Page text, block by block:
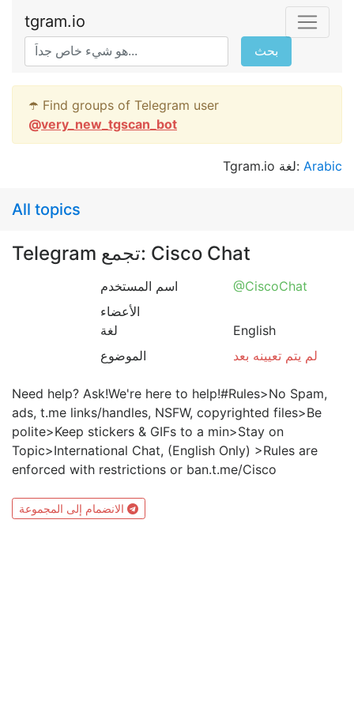
tgram.io
بحث
☂️ Find groups of Telegram user
@very_new_tgscan_bot
Tgram.io لغة: Arabic
All topics
Telegram تجمع: Cisco Chat
اسم المستخدم
@CiscoChat
الأعضاء
لغة
English
الموضوع
لم يتم تعيينه بعد
Need help? Ask!We're here to help!#Rules>No Spam,
ads, t.me links/handles, NSFW, copyrighted files>Be
polite>Keep stickers & GIFs to a min>Stay on
Topic>International Chat, (English Only) >Rules are
enforced with restrictions or ban.t.me/Cisco